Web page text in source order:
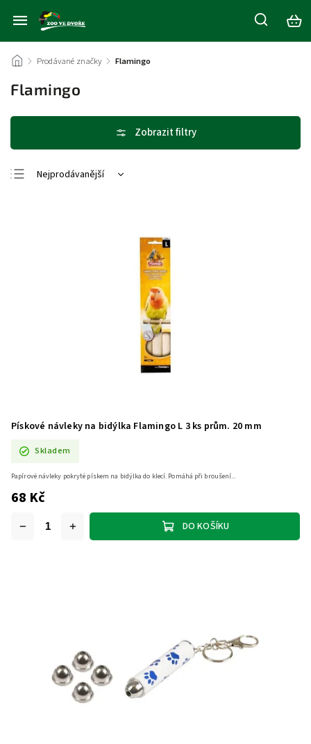
/ Prodávané značky / Flamingo
Flamingo
Nejprodávanější
Pískové návleky na bidýlka Flamingo L 3 ks prům. 20 mm
Skladem
68 Kč
DO KOŠÍKU
Papírové návleky pokryté pískem na bidýlka do klecí. Pomáhá při broušení...